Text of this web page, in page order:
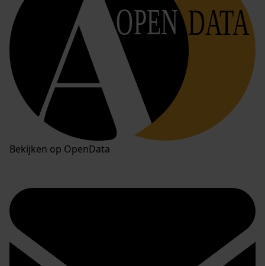
OPEN DATA
Bekijken op OpenData